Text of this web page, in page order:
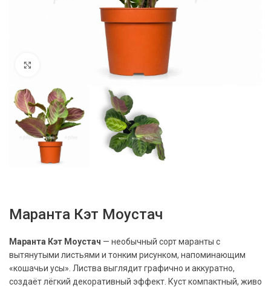
Нажмите, чтобы увеличить
Маранта Кэт Моустач
Маранта Кэт Моустач — необычный сорт маранты с
вытянутыми листьями и тонким рисунком, напоминающим
«кошачьи усы». Листва выглядит графично и аккуратно,
создаёт лёгкий декоративный эффект. Куст компактный, живо